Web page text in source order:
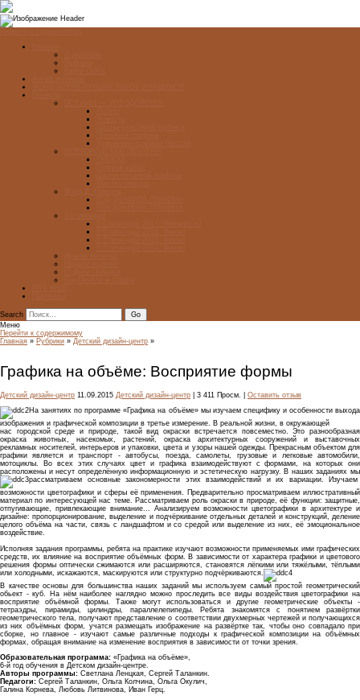
Search
Меню
Перейти к содержимому
Главная » Рубрики » Детский дизайн-центр »
Графика на объёме: Восприятие формы
Детский дизайн-центр 11.09.2015 Детский дизайн-центр | 3 411 Просм. | Оставить отзыв
На занятиях по программе «Графика на объёме» мы изучаем специфику и особенности выхода
изображения и графической композиции в третье измерение. В реальной жизни, в окружающей
нас городской среде и природе, такой вид окраски встречается повсеместно. Это разнообразная
окраска животных, насекомых, растений, окраска архитектурных сооружений и выставочных
рекламных носителей, интерьеров и упаковки, цвета и узоры нашей одежды. Прекрасным объектом для
графики является и транспорт - автобусы, поезда, самолеты, грузовые и легковые автомобили,
мотоциклы. Во всех этих случаях цвет и графика взаимодействуют с формами, на которых они
расположены и несут определённую информационную и эстетическую нагрузку. В наших заданиях мы
рассматриваем основные закономерности этих взаимодействий и их вариации. Изучаем
возможности цветографики и сферы её применения. Предварительно просматриваем иллюстративный
материал по интересующей нас теме. Рассматриваем роль окраски в природе, её функции: защитные,
отпугивающие, привлекающие внимание... Анализируем возможности цветографики в архитектуре и
дизайне: пропорционирование, выделение и подчёркивание отдельных деталей и конструкций, деление
целого объёма на части, связь с ландшафтом и со средой или выделение из них, её эмоциональное
воздействие.
Исполняя задания программы, ребята на практике изучают возможности применяемых ими графических
средств, их влияние на восприятие объёмных форм. В зависимости от характера графики и цветового
решения формы оптически сжимаются или расширяются, становятся лёгкими или тяжёлыми, тёплыми
или холодными, искажаются, маскируются или структурно подчёркиваются.
В качестве основы для большинства наших заданий мы используем самый простой геометрический
обьект - куб. На нём наиболее наглядно можно проследить все виды воздействия цветографики на
восприятие объёмной формы. Также могут использоваться и другие геометрические объекты -
тетраэдры, пирамиды, цилиндры, параллелепипеды. Ребята знакомятся с понятием развёртки
геометрического тела, получают представление о соответствии двухмерных чертежей и получающихся
из них объёмных форм, учатся размещать изображение на развёртке так, чтобы оно совпадало при
сборке, но главное - изучают самые различные подходы к графической композиции на объёмных
формах, обращая внимание на изменение восприятия в зависимости от точки зрения.
Образовательная программа: «Графика на объёме»,
6-й год обучения в Детском дизайн-центре.
Авторы программы: Светлана Ленцкая, Сергей Таланкин.
Педагоги: Сергей Таланкин, Ольга Колчина, Ольга Окулич,
Галина Корнева, Любовь Литвинова, Иван Герц.